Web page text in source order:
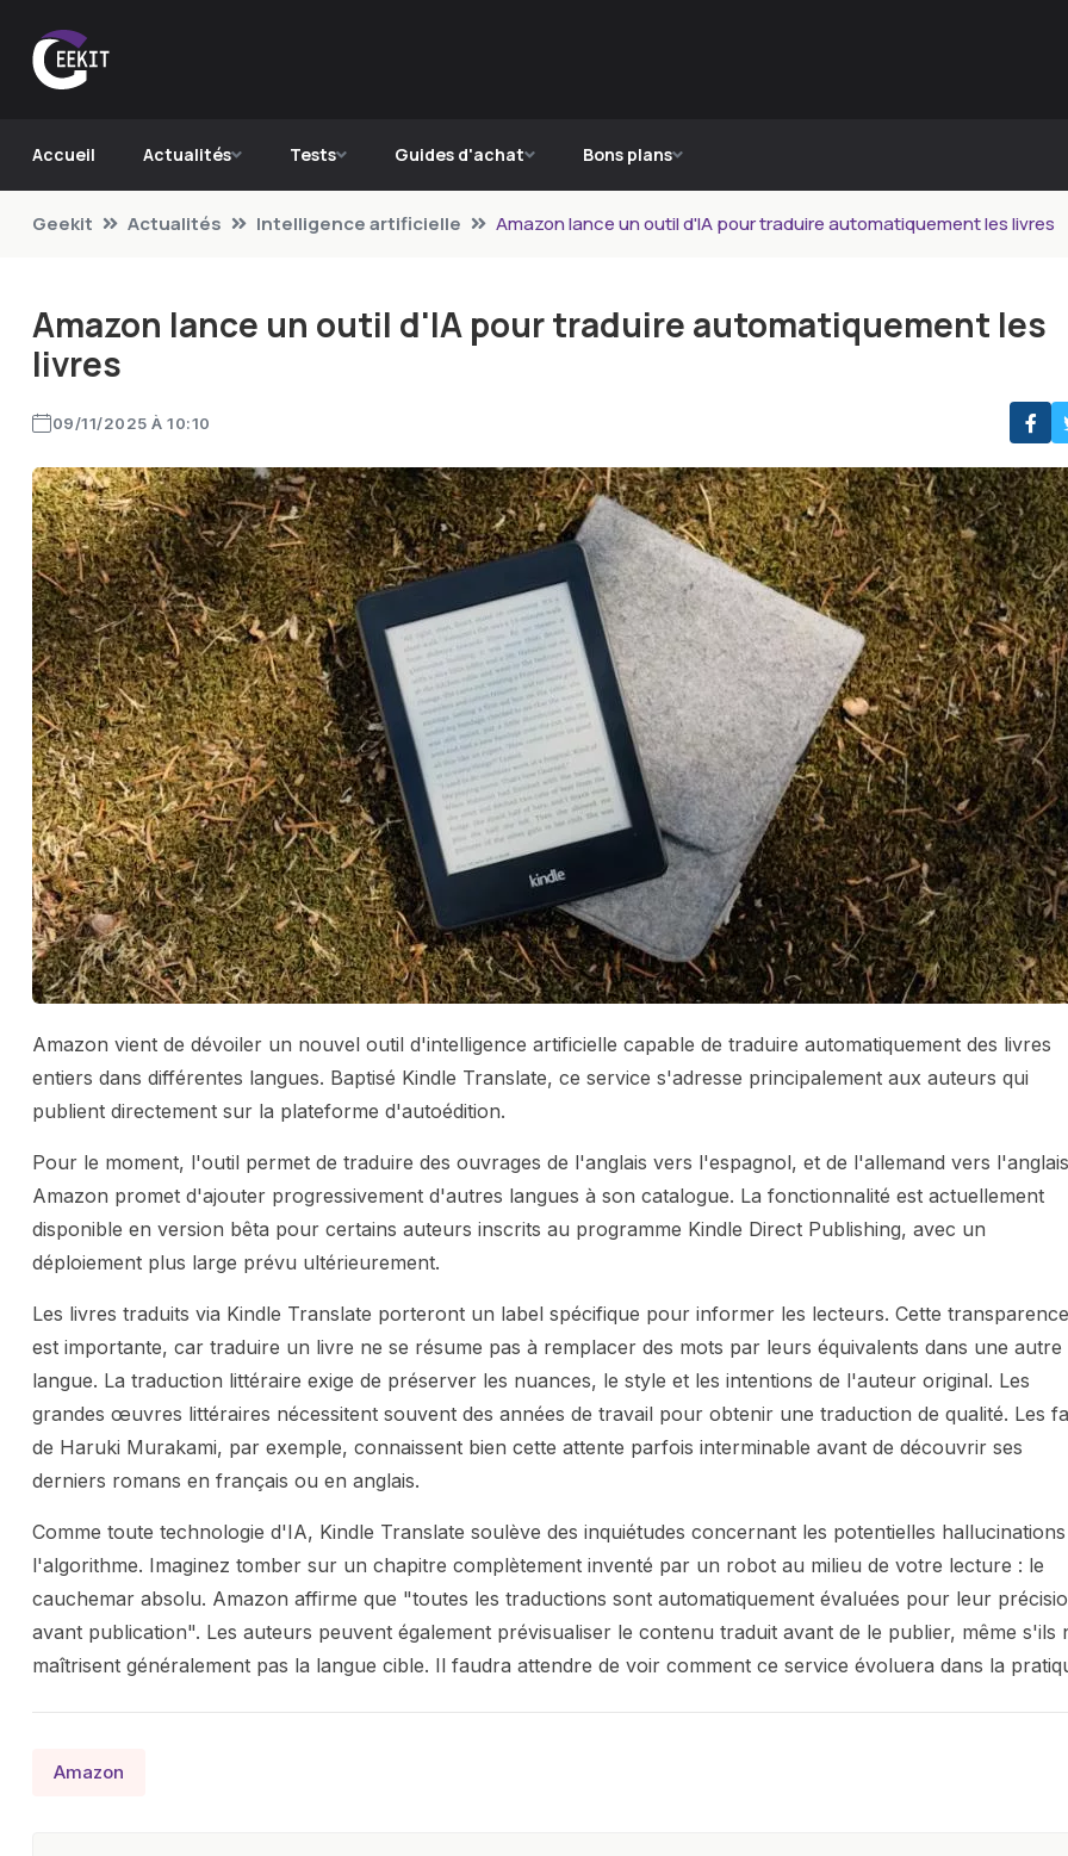
Accueil Actualités Tests Guides d'achat Bons plans
Geekit Actualités Intelligence artificielle Amazon lance un outil d'IA pour traduire automatiquement les livres
Amazon lance un outil d'IA pour traduire automatiquement les
livres
09/11/2025 À 10:10
Amazon vient de dévoiler un nouvel outil d'intelligence artificielle capable de traduire automatiquement des livres
entiers dans différentes langues. Baptisé Kindle Translate, ce service s'adresse principalement aux auteurs qui
publient directement sur la plateforme d'autoédition.
Pour le moment, l'outil permet de traduire des ouvrages de l'anglais vers l'espagnol, et de l'allemand vers
Amazon promet d'ajouter progressivement d'autres langues à son catalogue. La fonctionnalité est actuellement
disponible en version bêta pour certains auteurs inscrits au programme Kindle Direct Publishing, avec un
déploiement plus large prévu ultérieurement.
Les livres traduits via Kindle Translate porteront un label spécifique pour informer les lecteurs. Cette transparence
est importante, car traduire un livre ne se résume pas à remplacer des mots par leurs équivalents dans une autre
langue. La traduction littéraire exige de préserver les nuances, le style et les intentions de l'auteur original. Les
grandes œuvres littéraires nécessitent souvent des années de travail pour obtenir une traduction de qualité. Les
de Haruki Murakami, par exemple, connaissent bien cette attente parfois interminable avant de découvrir ses
derniers romans en français ou en anglais.
Comme toute technologie d'IA, Kindle Translate soulève des inquiétudes concernant les potentielles hallucinations
l'algorithme. Imaginez tomber sur un chapitre complètement inventé par un robot au milieu de votre lecture : le
cauchemar absolu. Amazon affirme que "toutes les traductions sont automatiquement évaluées pour leur
avant publication". Les auteurs peuvent également prévisualiser le contenu traduit avant de le publier, même s'ils
maîtrisent généralement pas la langue cible. Il faudra attendre de voir comment ce service évoluera dans la
Amazon